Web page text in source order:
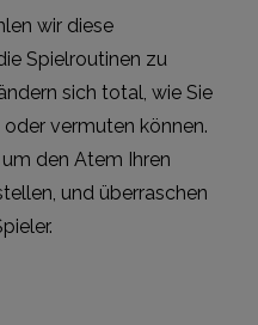
wir diese
Spielroutinen zu
sich total, wie Sie
vermuten können.
den Atem Ihren
und überraschen